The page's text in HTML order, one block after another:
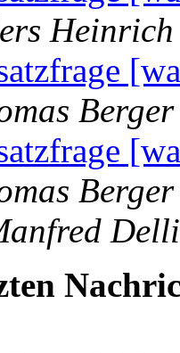
Heinrich
Berger
Berger